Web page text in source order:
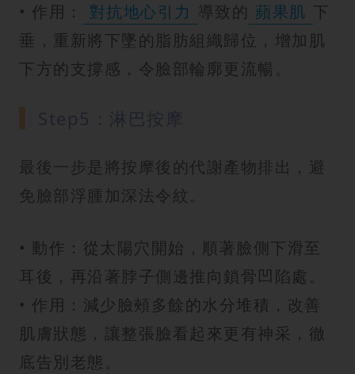
• 作用：
對抗地心引力 導致的 蘋果肌 下
垂，重新將下墜的脂肪組織歸位，增加肌
下方的支撐感，令臉部輪廓更流暢。
最後一步是將按摩後的代謝產物排出，避
免臉部浮腫加深法令紋。
• 動作：從太陽穴開始，順著臉側下滑至
耳後，再沿著脖子側邊推向鎖骨凹陷處。
• 作用：減少臉頰多餘的水分堆積，改善
肌膚狀態，讓整張臉看起來更有神采，徹
底告別老態。